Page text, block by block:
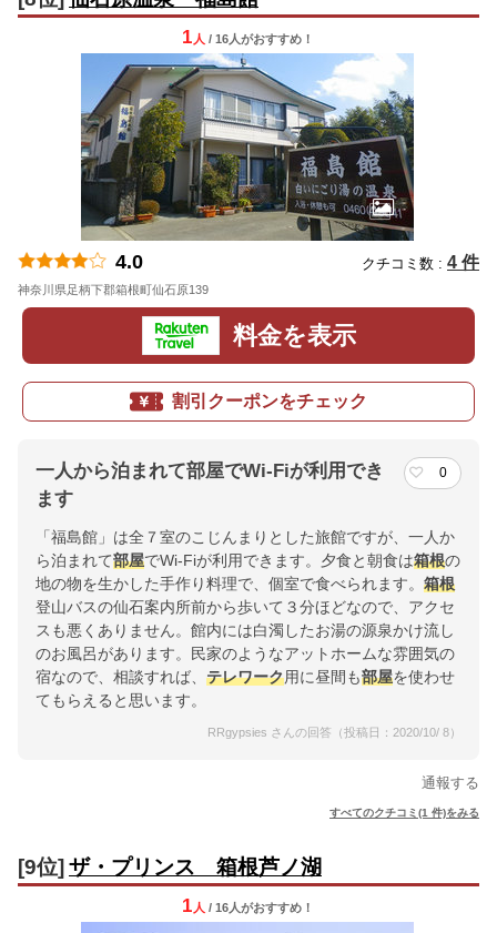
1 人 / 16人がおすすめ！
4.0 クチコミ数 : 4 件
神奈川県足柄下郡箱根町仙石原139
料金を表示
割引クーポンをチェック
一人から泊まれて部屋でWi-Fiが利用でき
ます
0
「福島館」は全７室のこじんまりとした旅館ですが、一人か
ら泊まれて部屋でWi-Fiが利用できます。夕食と朝食は箱根の
地の物を生かした手作り料理で、個室で食べられます。 箱根
登山バスの仙石案内所前から歩いて３分ほどなので、アクセ
スも悪くありません。館内には白濁したお湯の源泉かけ流し
のお風呂があります。民家のようなアットホームな雰囲気の
宿なので、相談すれば、 テレワーク用に昼間も部屋を使わせ
てもらえると思います。
RRgypsies さんの回答（投稿日：2020/10/ 8）
通報する
すべてのクチコミ(1 件)をみる
[9位] ザ・プリンス 箱根芦ノ湖
1 人 / 16人がおすすめ！